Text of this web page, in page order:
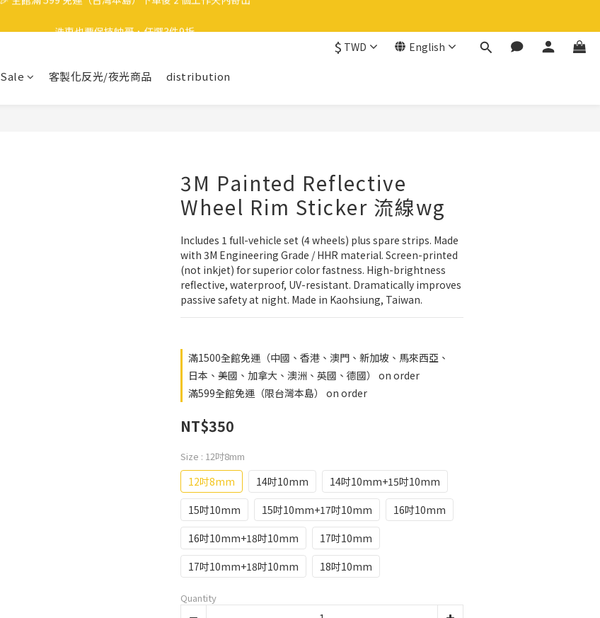
🎉 全館滿 599 免運（台灣本島）下單後 2 個工作天內寄出
$ TWD English
Sale 客製化反光/夜光商品 distribution
3M Painted Reflective
Wheel Rim Sticker 流線wg
Includes 1 full-vehicle set (4 wheels) plus spare strips. Made
with 3M Engineering Grade / HHR material. Screen-printed
(not inkjet) for superior color fastness. High-brightness
reflective, waterproof, UV-resistant. Dramatically improves
passive safety at night. Made in Kaohsiung, Taiwan.
滿1500全館免運（中國、香港、澳門、新加坡、馬來西亞、
日本、美國、加拿大、澳洲、英國、德國） on order
滿599全館免運（限台灣本島） on order
NT$350
Size : 12吋8mm
12吋8mm 14吋10mm
14吋10mm+15吋10mm
15吋10mm
15吋10mm+17吋10mm
16吋10mm
16吋10mm+18吋10mm
17吋10mm
17吋10mm+18吋10mm
18吋10mm
Quantity